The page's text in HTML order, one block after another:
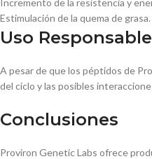
Estimulación de la quema de grasa.
Uso
A pesar de que los péptidos de
del ciclo y las posibles
Conclusiones
Proviron Genetic Labs ofrece